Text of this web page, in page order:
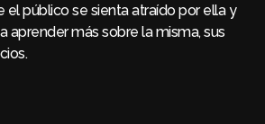
el público se sienta atraído por ella y
aprender más sobre la misma, sus